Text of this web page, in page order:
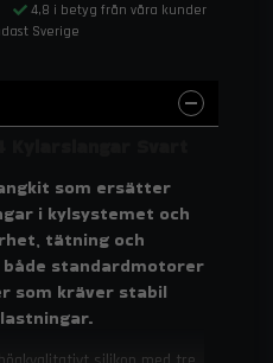
4,8 i betyg från våra kunder
Sverige
som ersätter
i kylsystemet och
tätning och
standardmotorer
som kräver stabil